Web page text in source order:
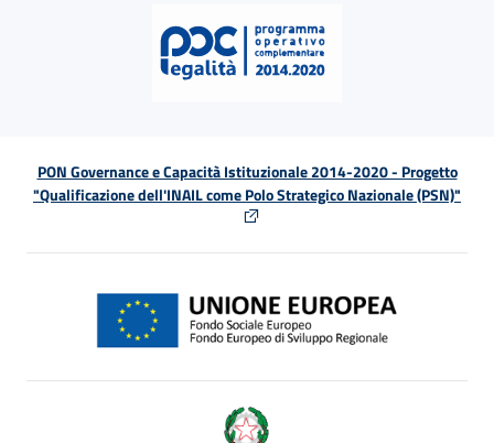
PON Governance e Capacità Istituzionale 2014-2020 - Progetto
"Qualificazione dell'INAIL come Polo Strategico Nazionale (PSN)"